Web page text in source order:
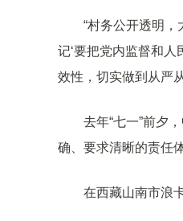
“村务公开透明
记‘要把党内监督和
效性，切实做到从严
去年“七一”前夕
确、要求清晰的责任
在西藏山南市浪